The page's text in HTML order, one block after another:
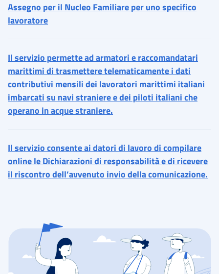
Assegno per il Nucleo Familiare per uno specifico
lavoratore
Il servizio permette ad armatori e raccomandatari
marittimi di trasmettere telematicamente i dati
contributivi mensili dei lavoratori marittimi italiani
imbarcati su navi straniere e dei piloti italiani che
operano in acque straniere.
Il servizio consente ai datori di lavoro di compilare
online le Dichiarazioni di responsabilità e di ricevere
il riscontro dell’avvenuto invio della comunicazione.